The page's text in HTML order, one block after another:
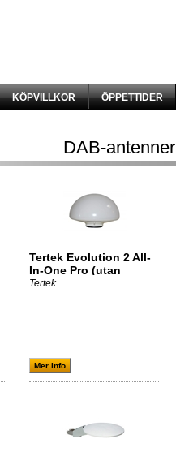
ÖPPETTIDER
KÖPVILLKOR
DAB-antenner
Tertek Evolution 2 All-
In-One Pro (utan
mast/fäste)
Tertek
Mer info